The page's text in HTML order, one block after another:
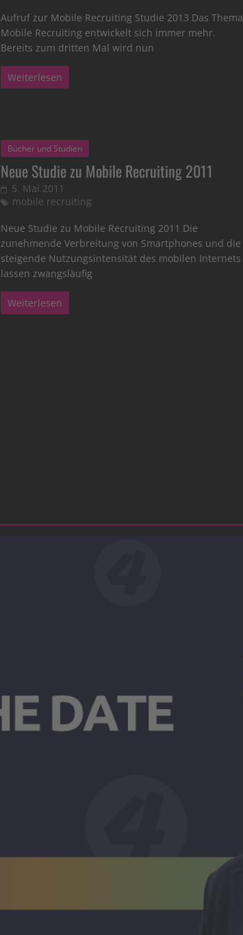
Aufruf zur Mobile Recruiting Studie 2013 Das Thema
Mobile Recruiting entwickelt sich immer mehr.
Bereits zum dritten Mal wird nun
Weiterlesen
Bücher und Studien
Neue Studie zu Mobile Recruiting 2011
5. Mai 2011
mobile recruiting
Neue Studie zu Mobile Recruiting 2011 Die
zunehmende Verbreitung von Smartphones und die
steigende Nutzungsintensität des mobilen Internets
lassen zwangsläufig
Weiterlesen